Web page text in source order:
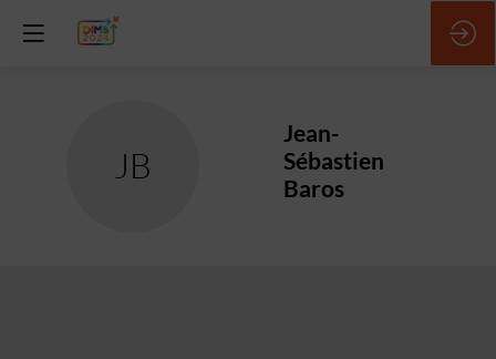
JB
Jean-
Sébastien
Baros